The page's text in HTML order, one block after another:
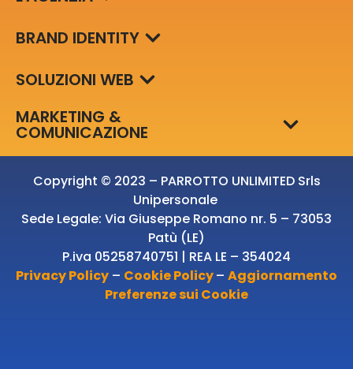
BRAND IDENTITY
SOLUZIONI WEB
MARKETING &
COMUNICAZIONE
Copyright © 2023 – PARROTTO UNLIMITED Srls
Unipersonale
Sede Legale: Via Giuseppe Romano nr. 5 – 73053
Patù (LE)
P.iva 05258740751 | REA LE – 354024
Privacy Policy – Cookie Policy– Aggiornamento
Preferenze sui Cookie